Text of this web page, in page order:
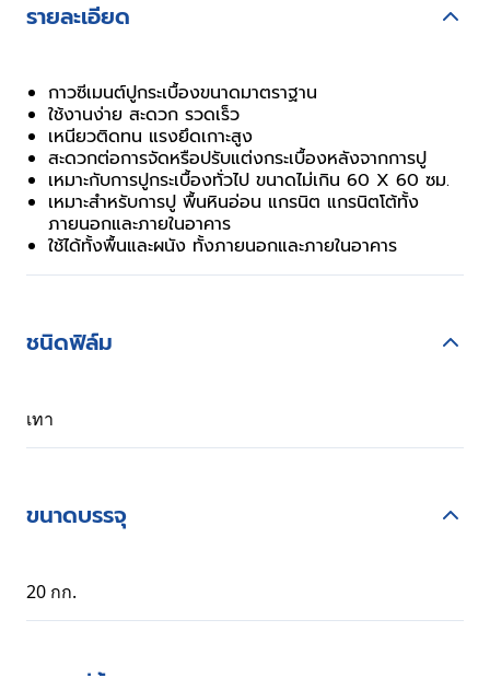
รายละเอียด
กาวซีเมนต์ปูกระเบื้องขนาดมาตราฐาน
ใช้งานง่าย สะดวก รวดเร็ว
เหนียวติดทน แรงยึดเกาะสูง
สะดวกต่อการจัดหรือปรับแต่งกระเบื้องหลังจากการปู
เหมาะกับการปูกระเบื้องทั่วไป ขนาดไม่เกิน 60 X 60 ซม.
เหมาะสำหรับการปู พื้นหินอ่อน แกรนิต แกรนิตโต้ทั้ง
ภายนอกและภายในอาคาร
ใช้ได้ทั้งพื้นและผนัง ทั้งภายนอกและภายในอาคาร
ชนิดฟิล์ม
เทา
ขนาดบรรจุ
20 กก.